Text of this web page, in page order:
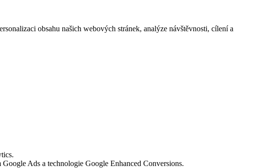
obsahu našich webových stránek, analýze návštěvnosti, cílení a
Ads a technologie Google Enhanced Conversions.